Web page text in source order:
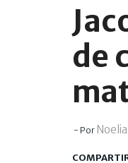
de
- Por